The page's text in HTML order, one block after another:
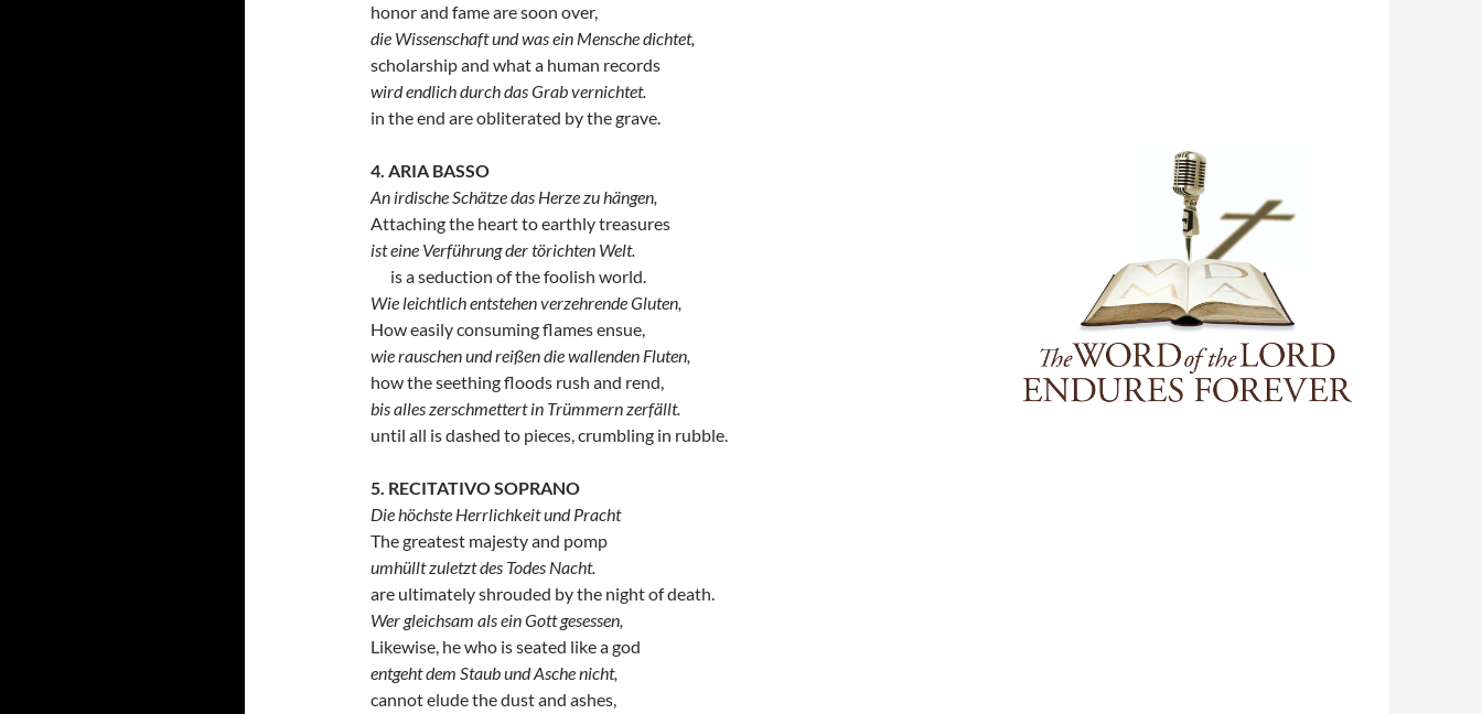
honor and fame are soon over,
die Wissenschaft und was ein Mensche dichtet,
scholarship and what a human records
wird endlich durch das Grab vernichtet.
in the end are obliterated by the grave.
4. ARIA BASSO
An irdische Schätze das Herze zu hängen,
Attaching the heart to earthly treasures
ist eine Verführung der törichten Welt.
is a seduction of the foolish world.
Wie leichtlich entstehen verzehrende Gluten,
How easily consuming flames ensue,
wie rauschen und reißen die wallenden Fluten,
how the seething floods rush and rend,
bis alles zerschmettert in Trümmern zerfällt.
until all is dashed to pieces, crumbling in rubble.
5. RECITATIVO SOPRANO
Die höchste Herrlichkeit und Pracht
The greatest majesty and pomp
umhüllt zuletzt des Todes Nacht.
are ultimately shrouded by the night of death.
Wer gleichsam als ein Gott gesessen,
Likewise, he who is seated like a god
entgeht dem Staub und Asche nicht,
cannot elude the dust and ashes,